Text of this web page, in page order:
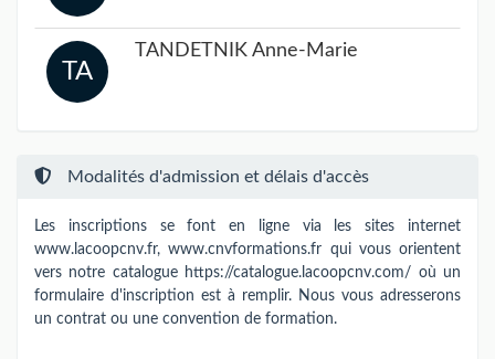
TA
TANDETNIK Anne-Marie
Modalités d'admission et délais d'accès
Les inscriptions se font en ligne via les sites internet
www.lacoopcnv.fr, www.cnvformations.fr qui vous orientent
vers notre catalogue https://catalogue.lacoopcnv.com/ où un
formulaire d'inscription est à remplir. Nous vous adresserons
un contrat ou une convention de formation.